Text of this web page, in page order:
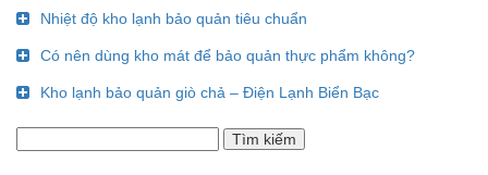
Nhiệt độ kho lạnh bảo quản tiêu chuẩn
Có nên dùng kho mát để bảo quản thực phẩm không?
Kho lạnh bảo quản giò chả – Điện Lạnh Biển Bạc
kiếm